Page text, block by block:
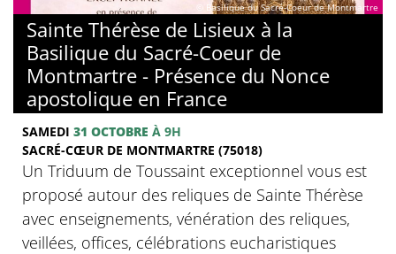
© Basilique du Sacré-Coeur de Montmartre
Sainte Thérèse de Lisieux à la
Basilique du Sacré-Coeur de
Montmartre - Présence du Nonce
apostolique en France
SAMEDI 31 OCTOBRE À 9H
SACRÉ-CŒUR DE MONTMARTRE (75018)
Un Triduum de Toussaint exceptionnel vous est
proposé autour des reliques de Sainte Thérèse
avec enseignements, vénération des reliques,
veillées, offices, célébrations eucharistiques